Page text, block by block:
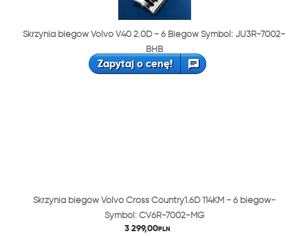
Skrzynia biegów Volvo V40 2.0D - 6 Biegów Symbol: JU3R-7002-
BHB
Zapytaj o cenę!
Skrzynia biegów Volvo Cross Country1.6D 114KM - 6 biegów-
Symbol: CV6R-7002-MG
3 299,00PLN